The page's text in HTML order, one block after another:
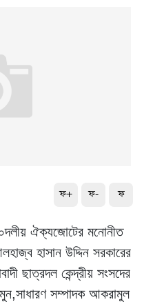
ফ+ ফ- ফ
ঐক্যজোটের মনোনীত
হাসান উদ্দিন সরকারের
ছাত্রদল কেন্দ্রীয় সংসদের
সম্পাদক আকরামুল